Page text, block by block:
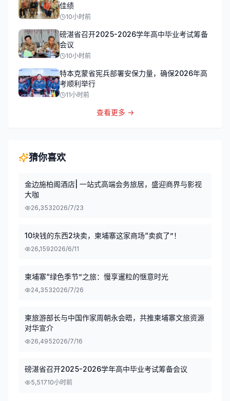
佳绩
10小时前
磅湛省召开2025-2026学年高中毕业考试筹备
会议
10小时前
特本克蒙省宪兵部署安保力量，确保2026年高
考顺利举行
11小时前
查看更多 →
猜你喜欢
金边施柏阁酒店| 一站式高端会务旅居，盛迎商界与影视
大咖
26,3532026/7/23
10块钱的东西2块卖，柬埔寨这家商场“卖疯了”！
26,1592026/6/11
柬埔寨“绿色季节”之旅：慢享暹粒的惬意时光
24,3532026/7/26
柬旅游部长与中国作家周朝永会晤，共推柬埔寨文旅资源
对华宣介
26,4952026/7/16
磅湛省召开2025-2026学年高中毕业考试筹备会议
5,51710小时前